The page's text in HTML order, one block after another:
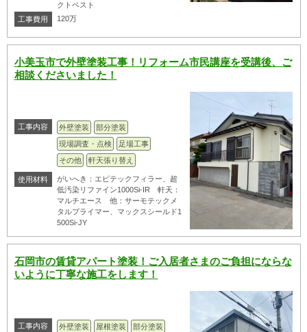
クトベスト
工事費用
120万
小美玉市で外壁塗装工事！リフォーム市民講座を受講後、ご
相談くださいました！
工事内容 外壁塗装
部分塗装
現場調査・点検
足場工事
その他
軒天張り替え
使用材料
がいへき：エピテックフィラー、超
低汚染リファイン1000Si-IR 軒天：
マルチエース 他：サーモテックメ
タルプライマー、マックスシールド1
500Si-JY
石岡市の賃貸アパート塗装！ご入居者さまのご負担にならな
いように丁寧な施工をします！
工事内容 外壁塗装 屋根塗装
部分塗装